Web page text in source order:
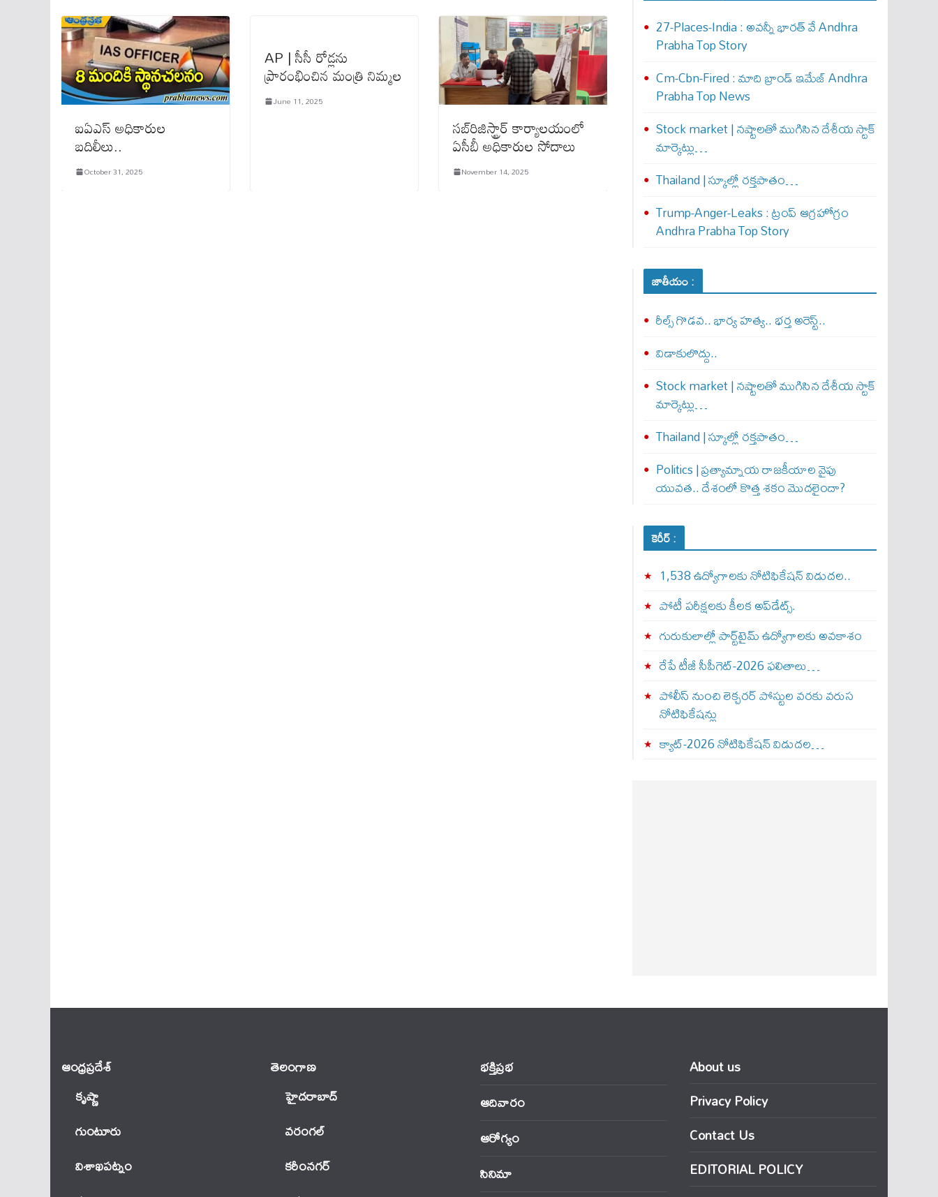
ఐఏఎస్ అధికారుల
బదిలీలు..
October 31, 2025
AP | సీసీ రోడ్లను
ప్రారంభించిన మంత్రి నిమ్మల
June 11, 2025
సబ్‌రిజిస్ట్రార్ కార్యాలయంలో
ఏసీబీ అధికారుల సోదాలు
November 14, 2025
27-Places-India : అవ‌న్నీ భార‌త్ వే Andhra
Prabha Top Story
Cm-Cbn-Fired : మాది బ్రాండ్ ఇమేజ్ Andhra
Prabha Top News
Stock market | నష్టాలతో ముగిసిన దేశీయ స్టాక్
మార్కెట్లు…
Thailand | స్కూల్లో రక్తపాతం…
Trump-Anger-Leaks : ట్రంప్ ఆగ్ర‌హోగ్రం
Andhra Prabha Top Story
జాతీయం :
రీల్స్ గొడవ.. భార్య హత్య.. భర్త అరెస్ట్..
విడాకులొద్దు..
Stock market | నష్టాలతో ముగిసిన దేశీయ స్టాక్
మార్కెట్లు…
Thailand | స్కూల్లో రక్తపాతం…
Politics | ప్రత్యామ్నాయ రాజకీయాల వైపు
యువత.. దేశంలో కొత్త శకం మొదలైందా?
కెరీర్ :
1,538 ఉద్యోగాలకు నోటిఫికేషన్ విడుదల..
పోటీ పరీక్షలకు కీలక అప్‌డేట్స్.
గురుకులాల్లో పార్ట్‌టైమ్ ఉద్యోగాలకు అవకాశం
రేపే టీజీ సీపీగెట్‌-2026 ఫలితాలు…
పోలీస్ నుంచి లెక్చరర్ పోస్టుల వరకు వరుస
నోటిఫికేషన్లు
క్యాట్-2026 నోటిఫికేషన్ విడుదల…
ఆంధ్ర‌ప్ర‌దేశ్
కృష్ణా
గుంటూరు
విశాఖపట్నం
తెలంగాణ‌
హైదరాబాద్
వ‌రంగ‌ల్
కరీంనగర్
భక్తిప్రభ
ఆదివారం
ఆరోగ్యం
సినిమా
About us
Privacy Policy
Contact Us
EDITORIAL POLICY